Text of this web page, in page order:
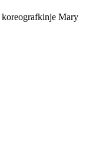
koreografkinje Mary